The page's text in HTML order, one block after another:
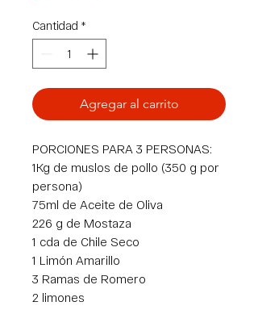
Cantidad *
Agregar al carrito
PORCIONES PARA 3 PERSONAS:
1Kg de muslos de pollo (350 g por
persona)
75ml de Aceite de Oliva
226 g de Mostaza
1 cda de Chile Seco
1 Limón Amarillo
3 Ramas de Romero
2 limones